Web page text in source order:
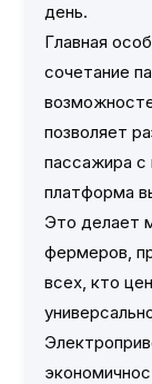
день.
Главная
сочетание
позволяет
пассажира с
платформа
Это делает
фермеров,
всех, кто